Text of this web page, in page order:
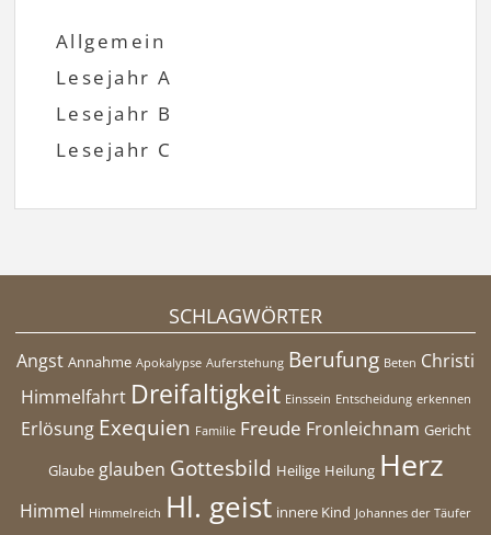
Allgemein
Lesejahr A
Lesejahr B
Lesejahr C
SCHLAGWÖRTER
Angst Annahme Apokalypse Auferstehung Berufung Beten Christi
Himmelfahrt Dreifaltigkeit Einssein Entscheidung erkennen
Erlösung Exequien Familie Freude Fronleichnam Gericht
Glaube glauben Gottesbild Heilige Heilung Herz
Himmel Himmelreich Hl. geist innere Kind Johannes der Täufer